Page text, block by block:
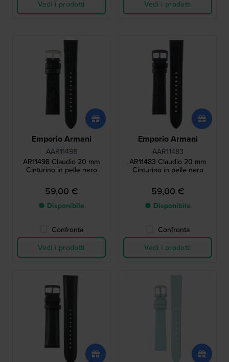
Vedi i prodotti Vedi i prodotti
Emporio Armani
AAR11498
AR11498 Claudio 20 mm
Cinturino in pelle nero
59,00 €
● Disponibile
Confronta
Vedi i prodotti
Emporio Armani
AAR11483
AR11483 Claudio 20 mm
Cinturino in pelle nero
59,00 €
● Disponibile
Confronta
Vedi i prodotti